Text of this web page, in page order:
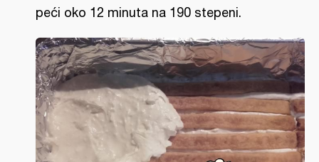
peći oko 12 minuta na 190 stepeni.